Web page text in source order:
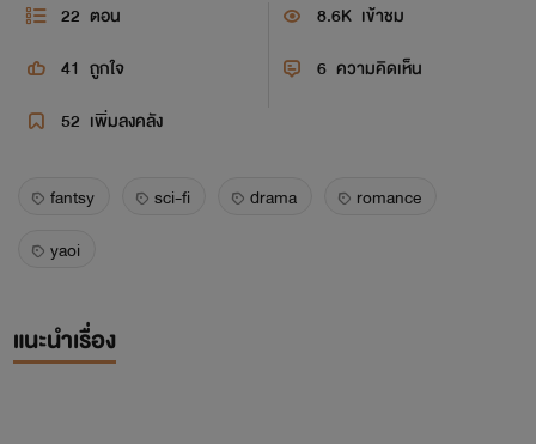
22 ตอน 8.6K เข้าชม
41 ถูกใจ 6 ความคิดเห็น
52 เพิ่มลงคลัง
fantsy sci-fi drama
romance
yaoi
แนะนำเรื่อง